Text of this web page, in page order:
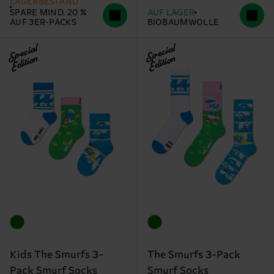
LAGERBESTAND
SPARE MIND. 20 %
AUF 3ER-PACKS
AUF LAGER
BIOBAUMWOLLE
Special
Edition
Kids The Smurfs 3-
Pack Smurf Socks
Special
Edition
The Smurfs 3-Pack
Smurf Socks